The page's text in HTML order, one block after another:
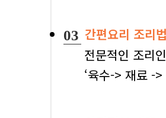
03 간편요리 조리법
전문적인 조리
‘육수-> 재료 -